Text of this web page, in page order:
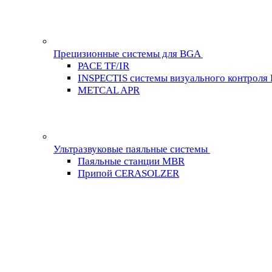
Прецизионные системы для BGA
PACE TF/IR
INSPECTIS системы визуального контроля
METCAL APR
Ультразвуковые паяльные системы
Паяльные станции MBR
Припой CERASOLZER